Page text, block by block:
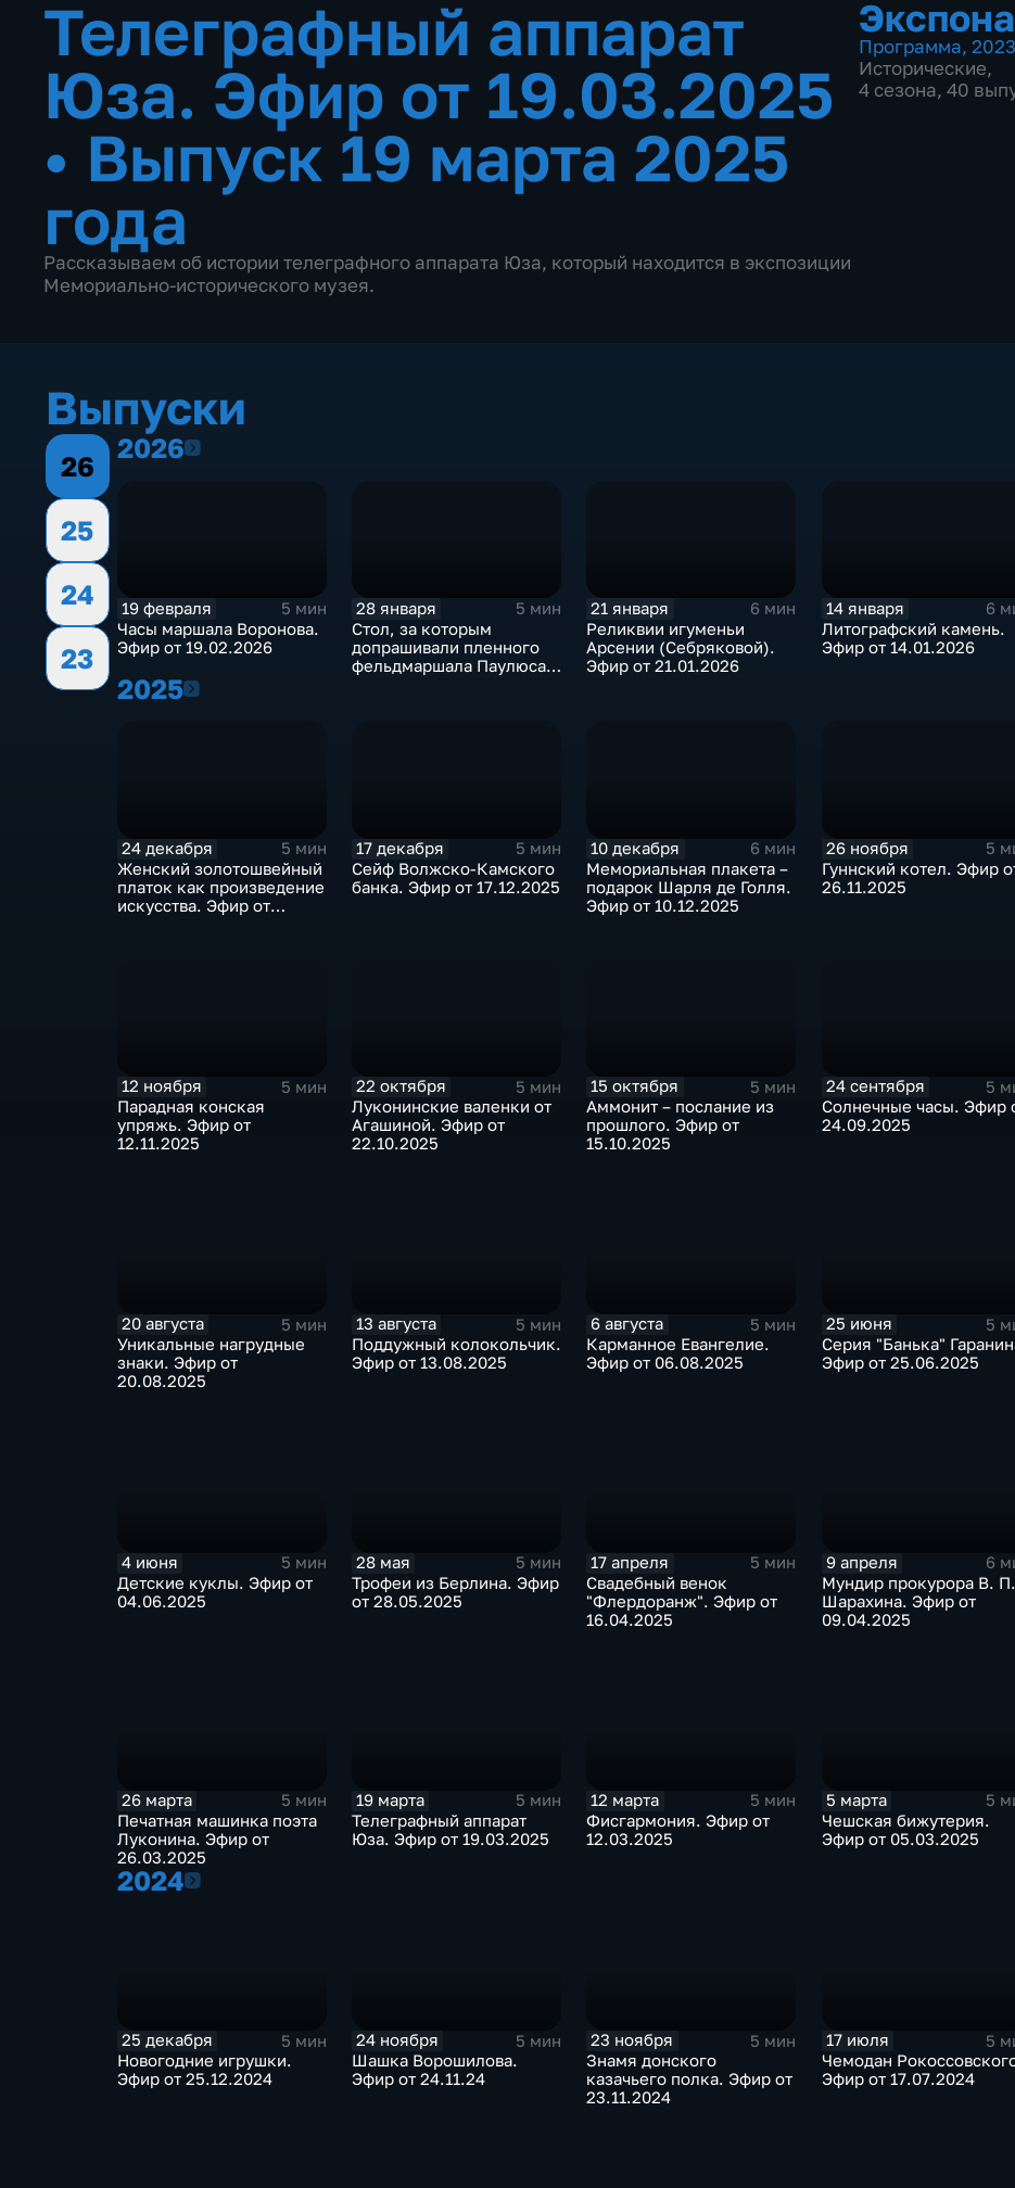
Телеграфный аппарат
Юза. Эфир от 19.03.2025
• Выпуск 19 марта 2025
года
Рассказываем об истории телеграфного аппарата Юза, который находится в экспозиции
Мемориально-исторического музея.
Программа,
Исторические,
4 сезона, 40
Выпуски
26
25
24
23
20262026
19 февраля
5 мин
Часы маршала Воронова.
Эфир от 19.02.2026
28 января
5 мин
Стол, за которым
допрашивали пленного
фельдмаршала Паулюса.
21 января
6 мин
Реликвии игуменьи
Арсении (Себряковой).
Эфир от 21.01.2026
14 января
6
Литографский камень.
Эфир от 14.01.2026
20252025
24 декабря
5 мин
Женский золотошвейный
платок как произведение
искусства. Эфир от
17 декабря
5 мин
Сейф Волжско-Камского
банка. Эфир от 17.12.2025
10 декабря
6 мин
Мемориальная плакета –
подарок Шарля де Голля.
Эфир от 10.12.2025
26 ноября
5
Гуннский котел. Эфир
26.11.2025
12 ноября
5 мин
Парадная конская
упряжь. Эфир от
12.11.2025
22 октября
5 мин
Луконинские валенки от
Агашиной. Эфир от
22.10.2025
15 октября
5 мин
Аммонит – послание из
прошлого. Эфир от
15.10.2025
24 сентября
5
Солнечные часы. Эфир
24.09.2025
20 августа
5 мин
Уникальные нагрудные
знаки. Эфир от
20.08.2025
13 августа
5 мин
Поддужный колокольчик.
Эфир от 13.08.2025
6 августа
5 мин
Карманное Евангелие.
Эфир от 06.08.2025
25 июня
5
Серия "Банька"
Эфир от 25.06.2025
4 июня
5 мин
Детские куклы. Эфир от
04.06.2025
28 мая
5 мин
Трофеи из Берлина. Эфир
от 28.05.2025
17 апреля
5 мин
Свадебный венок
"Флердоранж". Эфир от
16.04.2025
9 апреля
6
Мундир прокурора В. П.
Шарахина. Эфир от
09.04.2025
26 марта
5 мин
Печатная машинка поэта
Луконина. Эфир от
26.03.2025
19 марта
5 мин
Телеграфный аппарат
Юза. Эфир от 19.03.2025
12 марта
5 мин
Фисгармония. Эфир от
12.03.2025
5 марта
5
Чешская бижутерия.
Эфир от 05.03.2025
20242024
25 декабря
5 мин
Новогодние игрушки.
Эфир от 25.12.2024
24 ноября
5 мин
Шашка Ворошилова.
Эфир от 24.11.24
23 ноября
5 мин
Знамя донского
казачьего полка. Эфир от
23.11.2024
17 июля
5
Чемодан
Эфир от 17.07.2024